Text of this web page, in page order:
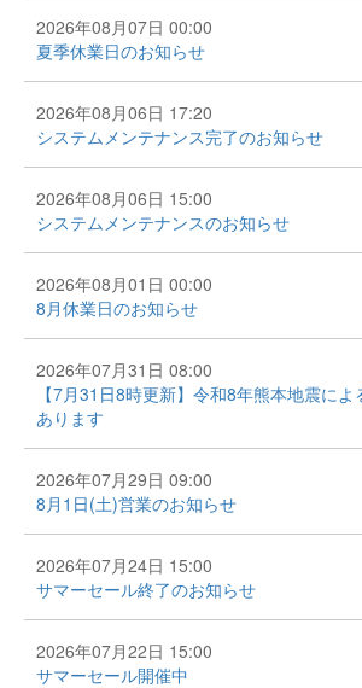
2026年08月07日 00:00
夏季休業日のお知らせ
2026年08月06日 17:20
システムメンテナンス完了のお知らせ
2026年08月06日 15:00
システムメンテナンスのお知らせ
2026年08月01日 00:00
8月休業日のお知らせ
2026年07月31日 08:00
【7月31日8時更新】令和8年熊本地震に
あります
2026年07月29日 09:00
8月1日(土)営業のお知らせ
2026年07月24日 15:00
サマーセール終了のお知らせ
2026年07月22日 15:00
サマーセール開催中